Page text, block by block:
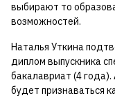
выбирают то
возможностей.
Наталья Уткина
диплом выпускника
бакалавриат (4
будет признаваться